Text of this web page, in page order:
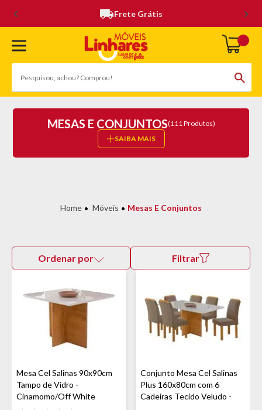
Frete Grátis
MESAS E CONJUNTOS(111 Produtos)
SAIBA MAIS
Móveis Mesas E Conjuntos
Ordenar por Filtrar
Mesa Cel Salinas 90x90cm
Tampo de Vidro -
Cinamomo/Off White
Conjunto Mesa Cel Salinas
Plus 160x80cm com 6
Cadeiras Tecido Veludo -